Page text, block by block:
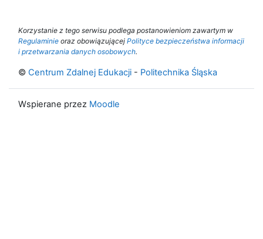
Korzystanie z tego serwisu podlega postanowieniom zawartym w
Regulaminie oraz obowiązującej Polityce bezpieczeństwa informacji
i przetwarzania danych osobowych.
© Centrum Zdalnej Edukacji - Politechnika Śląska
Wspierane przez Moodle